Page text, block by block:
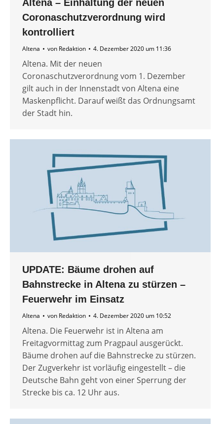
Altena – Einhaltung der neuen
Coronaschutzverordnung wird
kontrolliert
Altena von Redaktion 4. Dezember 2020 um 11:36
Altena. Mit der neuen
Coronaschutzverordnung vom 1. Dezember
gilt auch in der Innenstadt von Altena eine
Maskenpflicht. Darauf weißt das Ordnungsamt
der Stadt hin.
UPDATE: Bäume drohen auf
Bahnstrecke in Altena zu stürzen –
Feuerwehr im Einsatz
Altena von Redaktion 4. Dezember 2020 um 10:52
Altena. Die Feuerwehr ist in Altena am
Freitagvormittag zum Pragpaul ausgerückt.
Bäume drohen auf die Bahnstrecke zu stürzen.
Der Zugverkehr ist vorläufig eingestellt – die
Deutsche Bahn geht von einer Sperrung der
Strecke bis ca. 12 Uhr aus.